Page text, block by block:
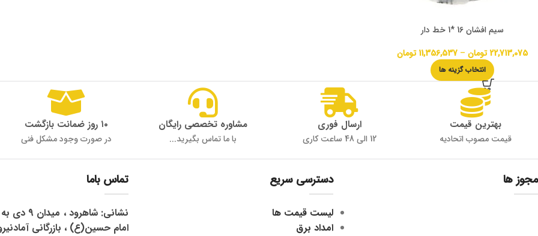
سیم افشان 16 *1 خط دار
22,713,075 تومان –
11,356,537 تومان
انتخاب گزینه ها
بهترین قیمت
قیمت مصوب اتحادیه
ارسال فوری
12 الی 48 ساعت کاری
مشاوره تخصصی رایگان
با ما تماس بگیرید...
۱۰ روز ضمانت بازگشت
در صورت وجود مشکل فنی
مجوز ها دسترسی سریع
لیست قیمت ها
امداد برق
تماس باما
نشانی:
امام حسین(ع) ، بازرگانی